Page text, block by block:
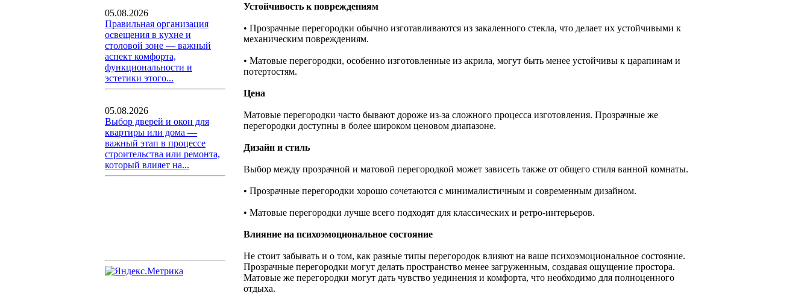
05.08.2026
Правильная организация
освещения в кухне и
столовой зоне — важный
аспект комфорта,
функциональности и
эстетики этого...
05.08.2026
Выбор дверей и окон для
квартиры или дома —
важный этап в процессе
строительства или ремонта,
который влияет на...
Устойчивость к повреждениям
• Прозрачные перегородки обычно изготавливаются из закаленного стекла, что делает их устойчивыми к
механическим повреждениям.
• Матовые перегородки, особенно изготовленные из акрила, могут быть менее устойчивы к царапинам и
потертостям.
Цена
Матовые перегородки часто бывают дороже из-за сложного процесса изготовления. Прозрачные же
перегородки доступны в более широком ценовом диапазоне.
Дизайн и стиль
Выбор между прозрачной и матовой перегородкой может зависеть также от общего стиля ванной комнаты.
• Прозрачные перегородки хорошо сочетаются с минималистичным и современным дизайном.
• Матовые перегородки лучше всего подходят для классических и ретро-интерьеров.
Влияние на психоэмоциональное состояние
Не стоит забывать и о том, как разные типы перегородок влияют на ваше психоэмоциональное состояние.
Прозрачные перегородки могут делать пространство менее загруженным, создавая ощущение простора.
Матовые же перегородки могут дать чувство уединения и комфорта, что необходимо для полноценного
отдыха.